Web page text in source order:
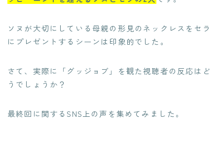
ソヌが大切にしている母親の形見のネックレスをセラ
にプレゼントするシーンは印象的でした。
さて、実際に「グッジョブ」を観た視聴者の反応はど
うでしょうか？
最終回に関するSNS上の声を集めてみました。